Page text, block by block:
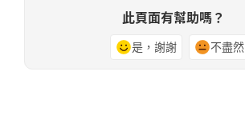
此頁面有幫助嗎？
是，謝謝 不盡然